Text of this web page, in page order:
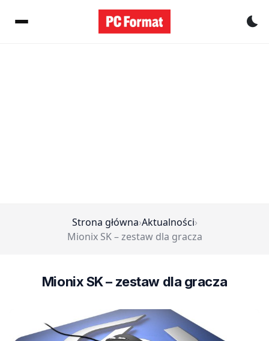
Strona główna›Aktualności›
Mionix SK – zestaw dla gracza
Mionix SK – zestaw dla gracza